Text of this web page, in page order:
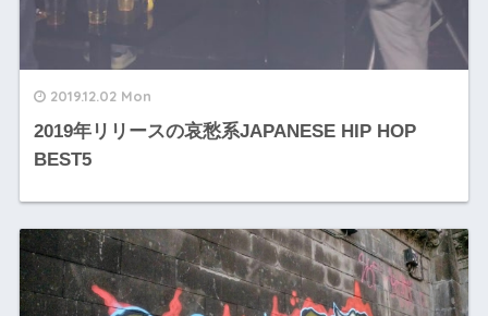
2019.12.02 Mon
2019年リリースの哀愁系JAPANESE HIP HOP
BEST5